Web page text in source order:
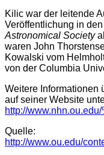
Kilic war der leitende
Veröffentlichung in den
Astronomical Society
waren John
Kowalski vom
von der Columbia
Weitere Informationen
auf seiner Website
http://
Quelle:
http://www.ou.edu/